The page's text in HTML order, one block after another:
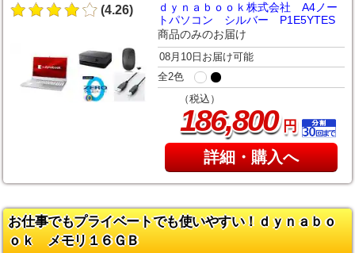
(4.26)
ｄｙｎａｂｏｏｋ株式会社 A4ノー
トパソコン シルバー P1E5YTES
商品のみのお届け
08月10日お届け可能
全2色
（税込）
186,800円
詳細・購入へ
お仕事でもプライベートでも使いやすい！ｄｙｎａｂｏ
ｏｋ メモリ１６ＧＢ